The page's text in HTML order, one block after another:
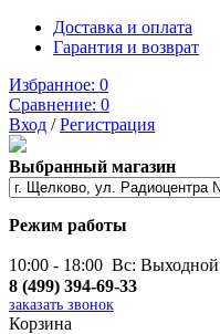
Доставка и оплата
Гарантия и возврат
Избранное: 0
Сравнение: 0
Вход /Регистрация
Выбранный магазин
Режим работы
10:00 - 18:00 Вс: Выходной
8 (499) 394-69-33
заказать звонок
Корзина